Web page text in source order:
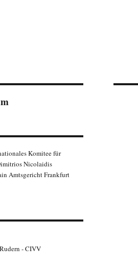
Komitee für
Nicolaidis
Amtsgericht Frankfurt
- CIVV